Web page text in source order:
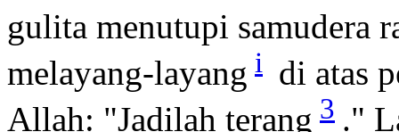
gulita menutupi samudera
melayang-layang i
di atas
Allah: "Jadilah terang 3 ."